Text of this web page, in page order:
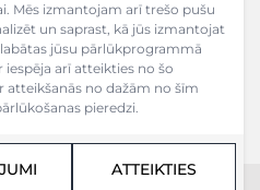
Mēs izmantojam arī trešo pušu
un saprast, kā jūs izmantojat
jūsu pārlūkprogrammā
arī atteikties no šo
atteikšanās no dažām no šīm
pieredzi.
ATTEIKTIES